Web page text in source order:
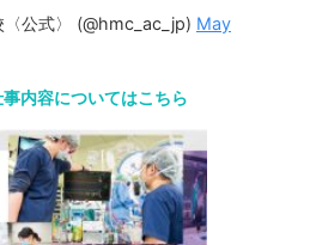
公式〉 (@hmc_ac_jp) May
内容についてはこちら